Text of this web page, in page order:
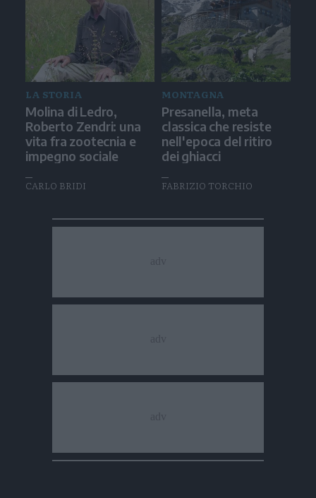
LA STORIA
Molina di Ledro,
Roberto Zendri: una
vita fra zootecnia e
impegno sociale
CARLO BRIDI
MONTAGNA
Presanella, meta
classica che resiste
nell'epoca del ritiro
dei ghiacci
FABRIZIO TORCHIO